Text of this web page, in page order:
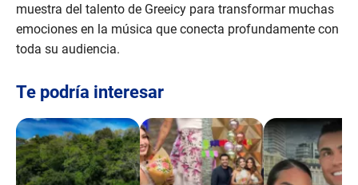
muestra del talento de Greeicy para transformar muchas
emociones en la música que conecta profundamente con
toda su audiencia.
Te podría interesar